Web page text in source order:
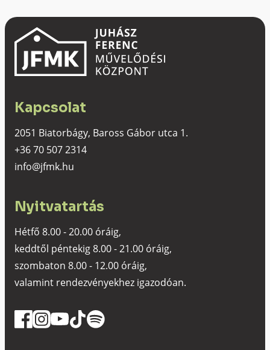
Kapcsolat
2051 Biatorbágy, Baross Gábor utca 1.
+36 70 507 2314
info@jfmk.hu
Nyitvatartás
Hétfő 8.00 - 20.00 óráig,
keddtől péntekig 8.00 - 21.00 óráig,
szombaton 8.00 - 12.00 óráig,
valamint rendezvényekhez igazodóan.